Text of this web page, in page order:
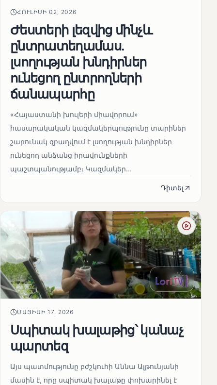
ՀՈՒԼԻՍԻ 02, 2026
Ժեստերի լեզվից մինչև
ընտրատեղամաս.
լսողության խնդիրներ
ունեցող ընտրողների
ճանապարհը
«Հայաստանի խուլերի միավորում»
հասարակական կազմակերպությունը տարիներ
շարունակ զբաղվում է լսողության խնդիրներ
ունեցող անձանց իրավունքների
պաշտպանությամբ։ Կազմակեր...
Դիտել
ՄԱՅԻՍԻ 17, 2026
Սպիտակ խալաթից՝ կանաչ
պարտեզ
Այս պատմությունը բժշկուհի Աննա Ալթունյանի
մասին է, որը սպիտակ խալաթը փոխարինել է